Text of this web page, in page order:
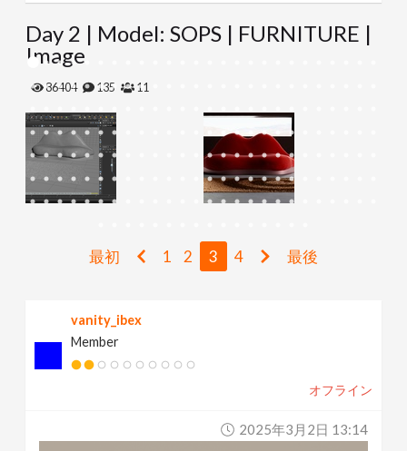
l
e
N
a
Day 2 | Model: SOPS | FURNITURE |
Image
86404 135 11
最初 1 2 3 4 最後
vanity_ibex
Member
オフライン
2025年3月2日 13:14